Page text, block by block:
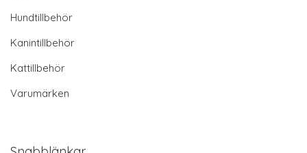
Hundtillbehör
Kanintillbehör
Kattillbehör
Varumärken